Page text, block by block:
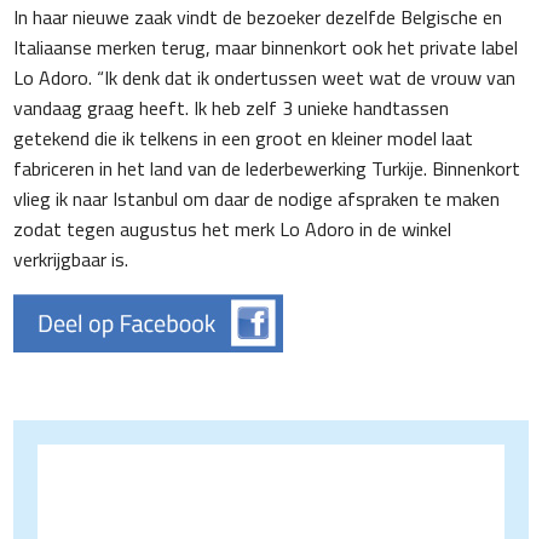
In haar nieuwe zaak vindt de bezoeker dezelfde Belgische en
Italiaanse merken terug, maar binnenkort ook het private label
Lo Adoro. “Ik denk dat ik ondertussen weet wat de vrouw van
vandaag graag heeft. Ik heb zelf 3 unieke handtassen
getekend die ik telkens in een groot en kleiner model laat
fabriceren in het land van de lederbewerking Turkije. Binnenkort
vlieg ik naar Istanbul om daar de nodige afspraken te maken
zodat tegen augustus het merk Lo Adoro in de winkel
verkrijgbaar is.